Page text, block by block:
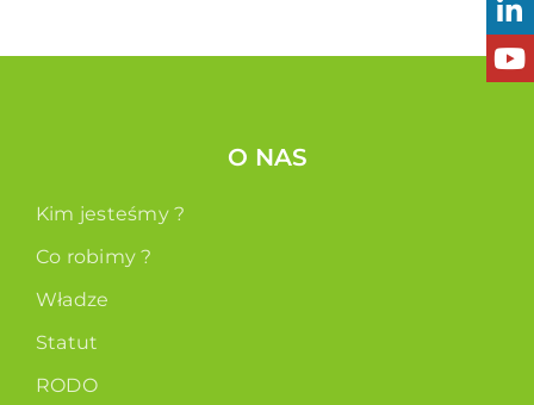
O NAS
Kim jesteśmy ?
Co robimy ?
Władze
Statut
RODO